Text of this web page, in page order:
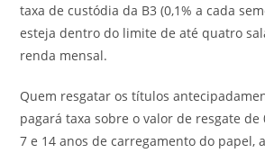
taxa de custódia da B3 (0,1% a cada
esteja dentro do limite de até quatro
renda mensal.
Quem resgatar os títulos
pagará taxa sobre o valor de resgate de
7 e 14 anos de carregamento do papel,